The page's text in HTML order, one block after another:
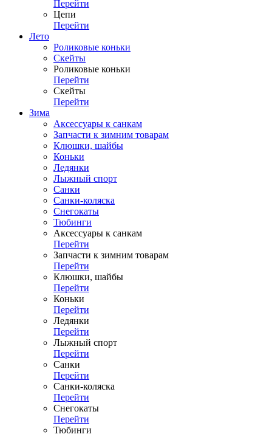
Перейти
Цепи
Перейти
Лето
Роликовые коньки
Скейты
Роликовые коньки
Перейти
Скейты
Перейти
Зима
Аксессуары к санкам
Запчасти к зимним товарам
Клюшки, шайбы
Коньки
Ледянки
Лыжный спорт
Санки
Санки-коляска
Снегокаты
Тюбинги
Аксессуары к санкам
Перейти
Запчасти к зимним товарам
Перейти
Клюшки, шайбы
Перейти
Коньки
Перейти
Ледянки
Перейти
Лыжный спорт
Перейти
Санки
Перейти
Санки-коляска
Перейти
Снегокаты
Перейти
Тюбинги